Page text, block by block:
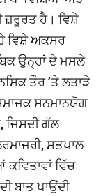
ਜ਼ਰੂਰਤ ਹੈ। ਵਿਸ਼ੇ
ਵਿਸ਼ੇ ਅਕਸਰ
ਉਨ੍ਹਾਂ ਦੇ ਮਸਲੇ
ਤੌਰ ’ਤੇ ਲਤਾੜੇ
ਸਨਮਾਨਯੋਗ
ਜਿਸਦੀ ਗੱਲ
ਸਤਪਾਲ
ਵਿੱਚ
ਬਾਤ ਪਾਉਂਦੀ